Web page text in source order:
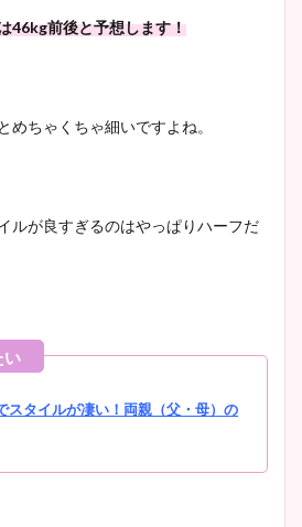
46kg前後と予想します！
めちゃくちゃ細いですよね。
ルが良すぎるのはやっぱりハーフだ
スタイルが凄い！両親（父・母）の